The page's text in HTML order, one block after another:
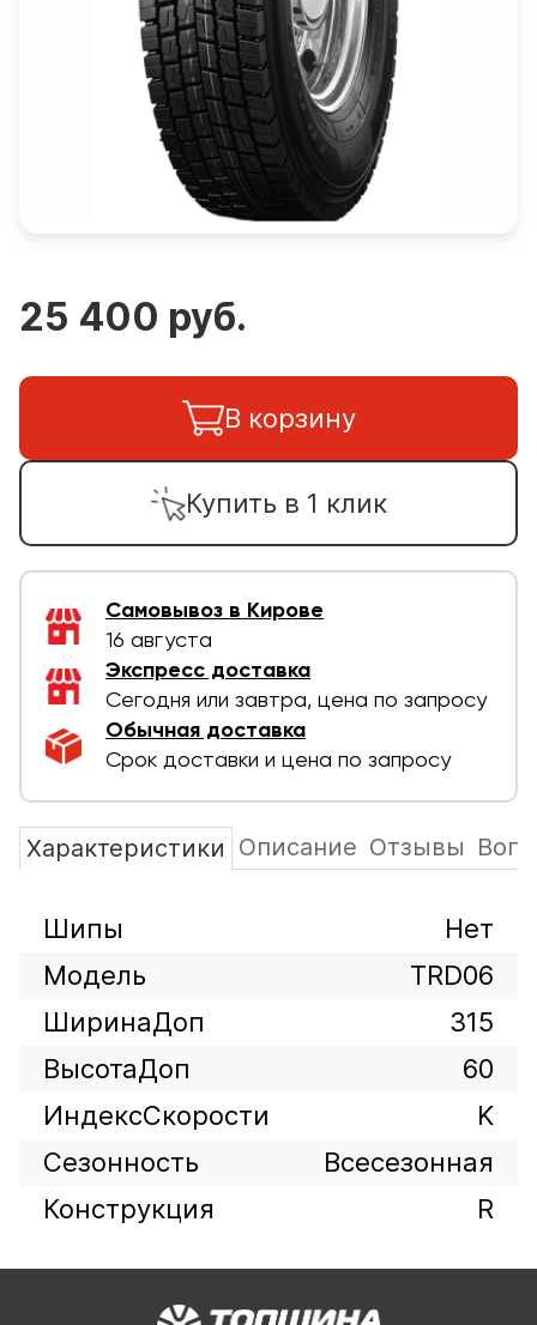
25 400 руб.
В корзину
Купить в 1 клик
Самовывоз в Кирове
16 августа
Экспресс доставка
Сегодня или завтра, цена по запросу
Обычная доставка
Срок доставки и цена по запросу
Характеристики Описание Отзывы
Шипы
Нет
Модель
TRD06
ШиринаДоп
315
ВысотаДоп
60
ИндексСкорости
K
Сезонность
Всесезонная
Конструкция
R